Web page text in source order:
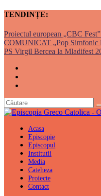
TENDINȚE:
Proiectul european „CBC
COMUNICAT „Pop Simfonic
PS Virgil Bercea la Mladifest
Acasa
Episcopie
Episcopul
Institutii
Media
Cateheza
Proiecte
Contact